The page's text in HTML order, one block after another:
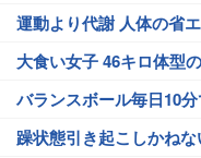
運動より代謝 人体の省
大食い女子 46キロ体型
バランスボール毎日10
躁状態引き起こしかね